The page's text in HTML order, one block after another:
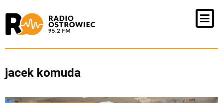
jacek komuda